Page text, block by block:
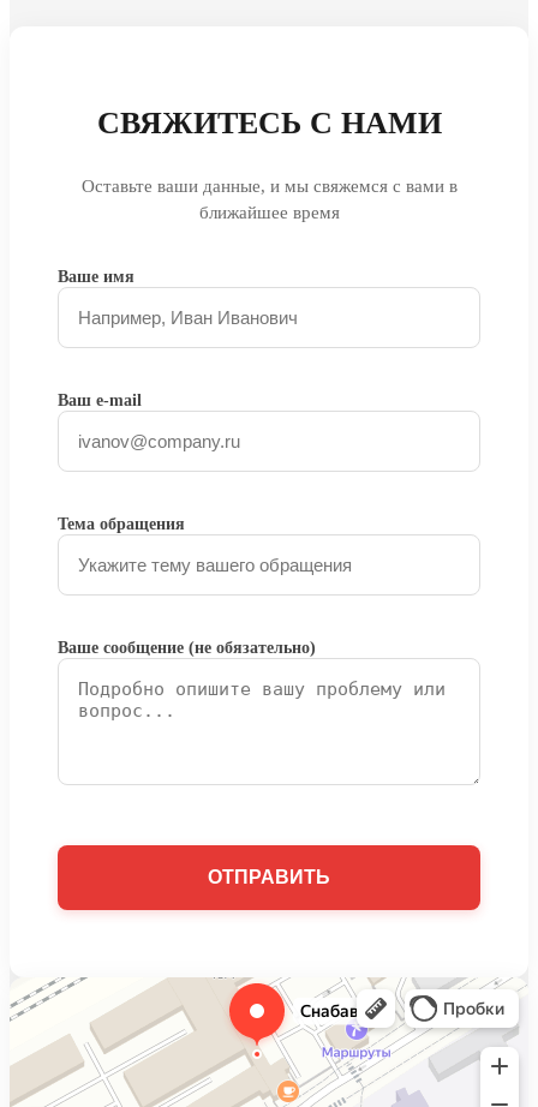
СВЯЖИТЕСЬ С НАМИ
Оставьте ваши данные, и мы свяжемся с вами в
ближайшее время
Ваше имя
Ваш e-mail
Тема обращения
Ваше сообщение (не обязательно)